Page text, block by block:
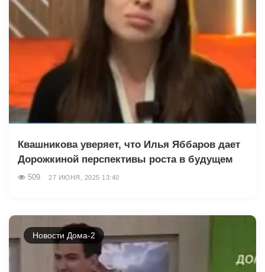
Квашникова уверяет, что Илья Яббаров дает
Дорожкиной перспективы роста в будущем
509 27 ИЮНЯ, 2025 13:40
Новости Дома-2